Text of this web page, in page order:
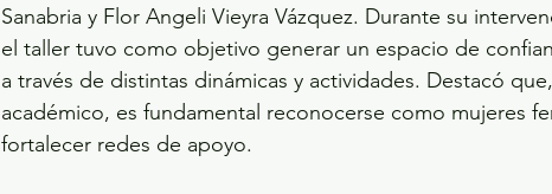
Sanabria y Flor Angeli Vieyra Vázquez. Durante su
el taller tuvo como objetivo generar un espacio de
a través de distintas dinámicas y actividades. Destacó
académico, es fundamental reconocerse como mujeres
fortalecer redes de apoyo.